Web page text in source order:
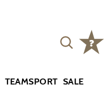
TEAMSPORT SALE